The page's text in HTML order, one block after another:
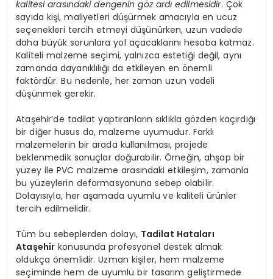
kalitesi arasındaki dengenin göz ardı edilmesidir. Çok
sayıda kişi, maliyetleri düşürmek amacıyla en ucuz
seçenekleri tercih etmeyi düşünürken, uzun vadede
daha büyük sorunlara yol açacaklarını hesaba katmaz.
Kaliteli malzeme seçimi, yalnızca estetiği değil, aynı
zamanda dayanıklılığı da etkileyen en önemli
faktördür. Bu nedenle, her zaman uzun vadeli
düşünmek gerekir.
Ataşehir’de tadilat yaptıranların sıklıkla gözden kaçırdığı
bir diğer husus da, malzeme uyumudur. Farklı
malzemelerin bir arada kullanılması, projede
beklenmedik sonuçlar doğurabilir. Örneğin, ahşap bir
yüzey ile PVC malzeme arasındaki etkileşim, zamanla
bu yüzeylerin deformasyonuna sebep olabilir.
Dolayısıyla, her aşamada uyumlu ve kaliteli ürünler
tercih edilmelidir.
Tüm bu sebeplerden dolayı, Tadilat Hataları
Ataşehir konusunda profesyonel destek almak
oldukça önemlidir. Uzman kişiler, hem malzeme
seçiminde hem de uyumlu bir tasarım geliştirmede